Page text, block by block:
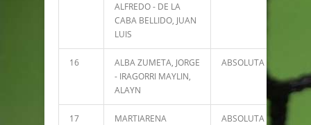
ALFREDO - DE LA
CABA BELLIDO, JUAN
LUIS
16
ALBA ZUMETA, JORGE
- IRAGORRI MAYLIN,
ALAYN
ABSOLUTA
17
MARTIARENA
ABSOLUTA